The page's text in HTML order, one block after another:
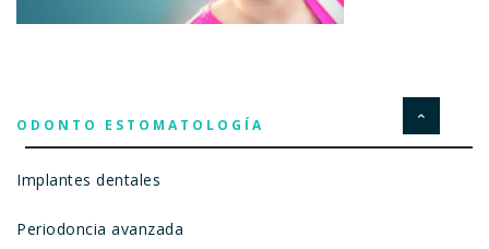
ODONTO ESTOMATOLOGÍA
Implantes dentales
Periodoncia avanzada